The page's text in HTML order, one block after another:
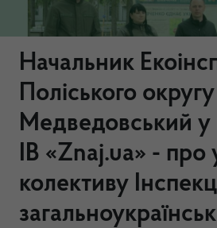
Начальник
Поліського
Медведовський у
ІВ «Znaj.ua» - про
колективу